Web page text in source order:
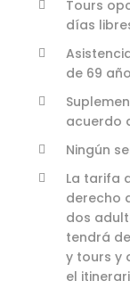
Tours
días
de 69
acuerdo
Ningún
La tarifa
derecho
dos
tendrá
y tours y
el